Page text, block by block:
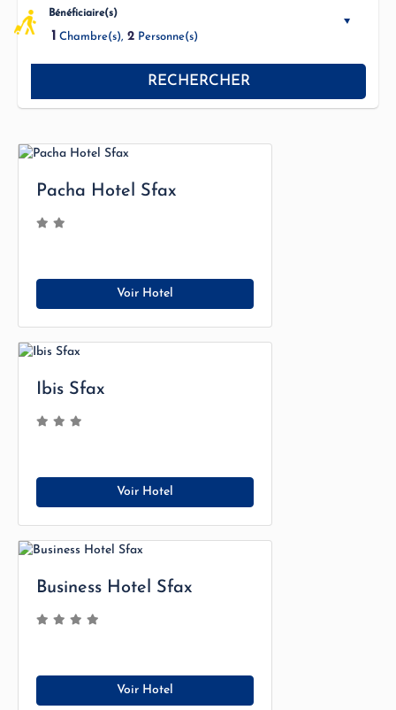
Bénéficiaire(s)
1 Chambre(s), 2 Personne(s)
RECHERCHER
Pacha Hotel Sfax
Voir Hotel
Ibis Sfax
Voir Hotel
Business Hotel Sfax
Voir Hotel